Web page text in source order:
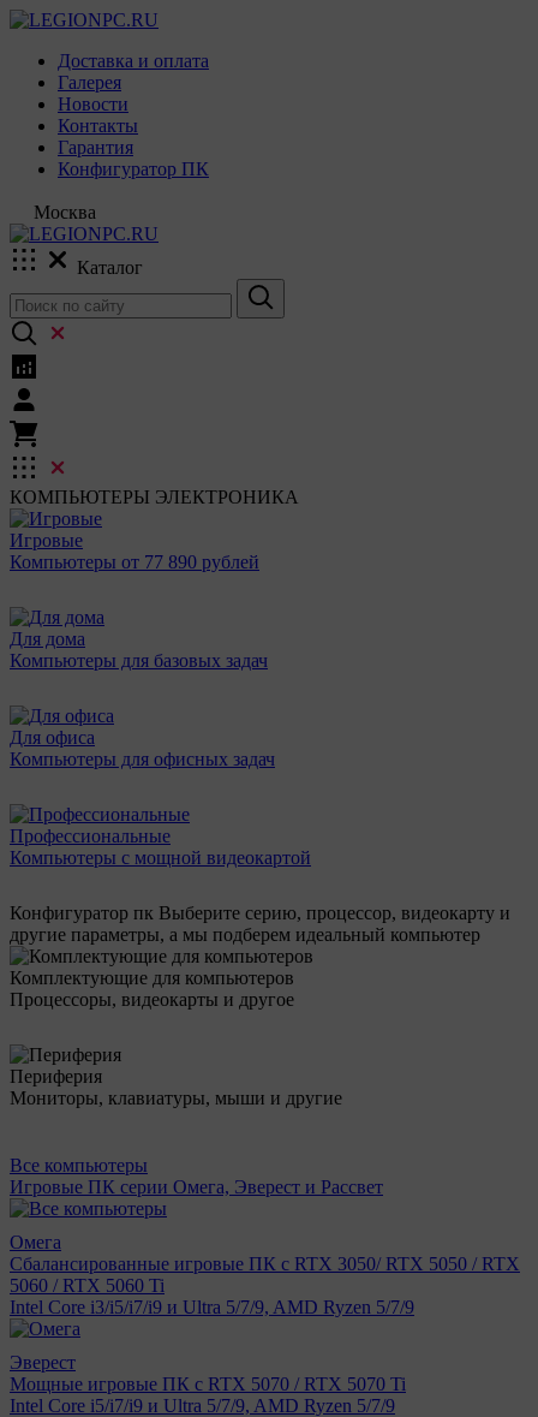
Доставка и оплата
Галерея
Новости
Контакты
Гарантия
Конфигуратор ПК
Москва
Каталог
КОМПЬЮТЕРЫ ЭЛЕКТРОНИКА
Игровые
Компьютеры от 77 890 рублей
Для дома
Компьютеры для базовых задач
Для офиса
Компьютеры для офисных задач
Профессиональные
Компьютеры с мощной видеокартой
Конфигуратор пк Выберите серию, процессор, видеокарту и
другие параметры, а мы подберем идеальный компьютер
Комплектующие для компьютеров
Процессоры, видеокарты и другое
Периферия
Мониторы, клавиатуры, мыши и другие
Все компьютеры
Игровые ПК серии Омега, Эверест и Рассвет
Омега
Сбалансированные игровые ПК с RTX 3050/ RTX 5050 / RTX
5060 / RTX 5060 Ti
Intel Core i3/i5/i7/i9 и Ultra 5/7/9, AMD Ryzen 5/7/9
Эверест
Мощные игровые ПК с RTX 5070 / RTX 5070 Ti
Intel Core i5/i7/i9 и Ultra 5/7/9, AMD Ryzen 5/7/9